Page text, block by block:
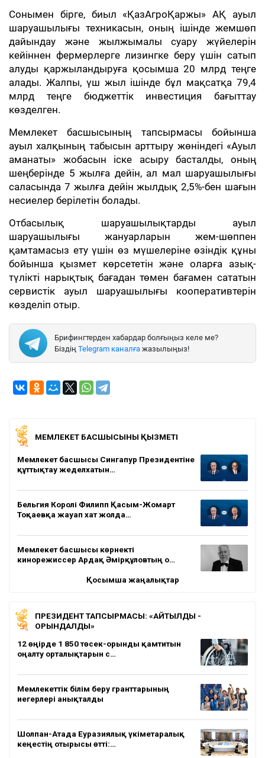
Сонымен бірге, биыл «ҚазАгроҚаржы» АҚ ауыл
шаруашылығы техникасын, оның ішінде жемшөп
дайындау және жылжымалы суару жүйелерін
кейіннен фермерлерге лизингке беру үшін сатып
алуды қаржыландыруға қосымша 20 млрд теңге
алады. Жалпы, үш жыл ішінде бұл мақсатқа 79,4
млрд теңге бюджеттік инвестиция бағыттау
көзделген.
Мемлекет басшысының тапсырмасы бойынша
ауыл халқының табысын арттыру жөніндегі «Ауыл
аманаты» жобасын іске асыру басталды, оның
шеңберінде 5 жылға дейін, ал мал шаруашылығы
саласында 7 жылға дейін жылдық 2,5%-бен шағын
несиелер берілетін болады.
Отбасылық шаруашылықтарды ауыл
шаруашылығы жануарларын жем-шөппен
қамтамасыз ету үшін өз мүшелеріне өзіндік құны
бойынша қызмет көрсететін және оларға азық-
түлікті нарықтық бағадан төмен бағамен сататын
сервистік ауыл шаруашылығы кооперативтерін
көзделіп отыр.
Брифингтерден хабардар болғыңыз келе ме?
Біздің Telegram каналға жазылыңыз!
МЕМЛЕКЕТ БАСШЫСЫНЫҢ ҚЫЗМЕТІ
Мемлекет басшысы Сингапур Президентіне
құттықтау жеделхатын…
Бельгия Королі Филипп Қасым-Жомарт
Тоқаевқа жауап хат жолда…
Мемлекет басшысы көрнекті
кинорежиссер Ардақ Әмірқұловтың о…
Қосымша жаңалықтар
ПРЕЗИДЕНТ ТАПСЫРМАСЫ: «АЙТЫЛДЫ -
ОРЫНДАЛДЫ»
12 өңірде 1 850 төсек-орынды қамтитын
оңалту орталықтарын с…
Мемлекеттік білім беру гранттарының
иегерлері анықталды
Шолпан-Атада Еуразиялық үкіметаралық
кеңестің отырысы өтті:…